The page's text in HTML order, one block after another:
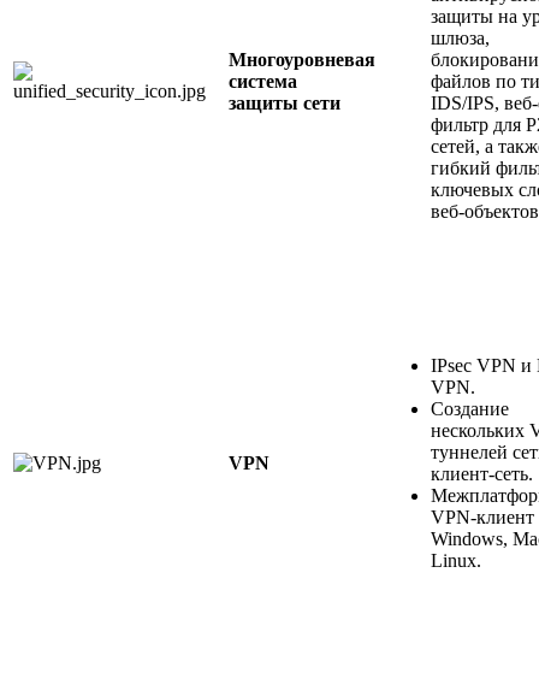
Многоуровневая
система
защиты сети
защиты на
шлюза,
файлов по
IDS/IPS,
фильтр для
сетей, а
гибкий
ключевых
веб-
VPN
IPsec VPN и
VPN.
Создание
нескольких
туннелей
клиент-сеть.
VPN-клиент
Windows,
Linux.